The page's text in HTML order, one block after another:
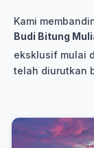
Kami
Budi Bitung
eksklusif mulai
telah diurutkan